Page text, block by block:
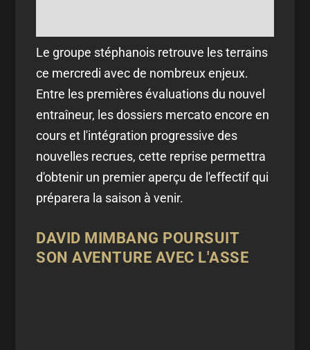
Le groupe stéphanois retrouve les terrains
ce mercredi avec de nombreux enjeux.
Entre les premières évaluations du nouvel
entraîneur, les dossiers mercato encore en
cours et l'intégration progressive des
nouvelles recrues, cette reprise permettra
d'obtenir un premier aperçu de l'effectif qui
préparera la saison à venir.
DAVID MIMBANG POURSUIT
SON AVENTURE AVEC L'ASSE